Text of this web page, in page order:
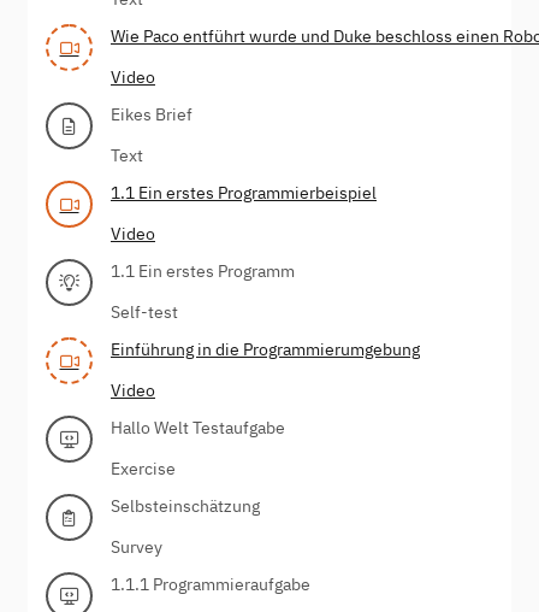
Wie Paco entführt wurde und Duke beschloss einen
Video
Eikes Brief
Text
1.1 Ein erstes Programmierbeispiel
Video
1.1 Ein erstes Programm
Self-test
Einführung in die Programmierumgebung
Video
Hallo Welt Testaufgabe
Exercise
Selbsteinschätzung
Survey
1.1.1 Programmieraufgabe